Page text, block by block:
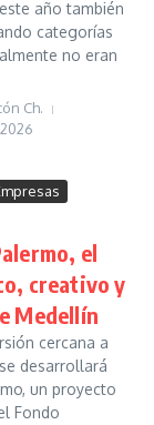
año también
categorías
no eran
Ch.
el
creativo y
Medellín
cercana a
desarrollará
un proyecto
Fondo